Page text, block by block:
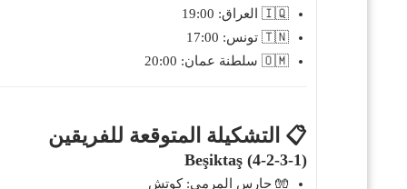
🇮🇶 العراق: 19:00
🇹🇳 تونس: 17:00
🇴🇲 سلطنة عمان: 20:00
📋 التشكيلة المتوقعة للفريقين
Beşiktaş (4-2-3-1)
🧤 حارس المرمى: كوتش